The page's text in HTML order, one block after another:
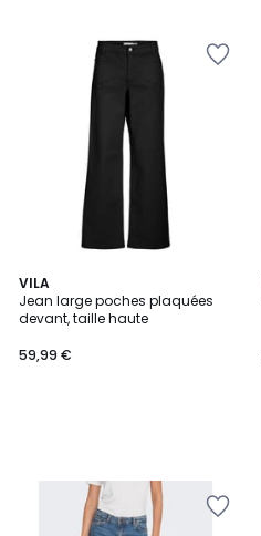
VILA
Jean large poches plaquées
devant, taille haute
59,99 €